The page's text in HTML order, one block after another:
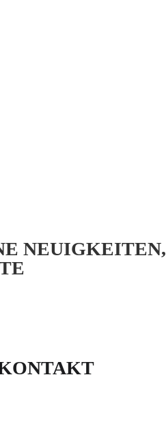
NEUIGKEITEN,